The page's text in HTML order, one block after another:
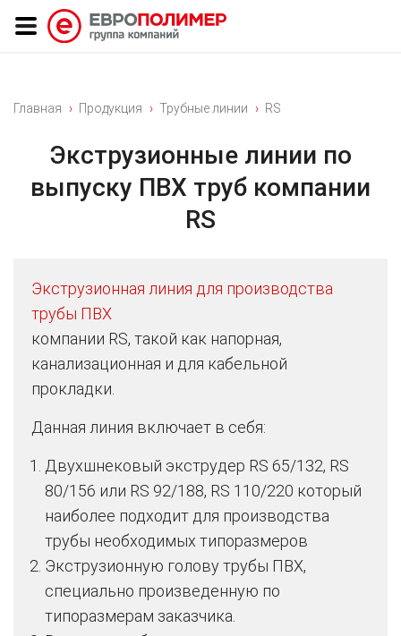
Главная Продукция Трубные линии RS
Экструзионные линии по
выпуску ПВХ труб компании
RS
Экструзионная линия для производства
трубы ПВХ
компании RS, такой как напорная,
канализационная и для кабельной
прокладки.
Данная линия включает в себя:
Двухшнековый экструдер RS 65/132, RS
80/156 или RS 92/188, RS 110/220 который
наиболее подходит для производства
трубы необходимых типоразмеров
Экструзионную голову трубы ПВХ,
специально произведенную по
типоразмерам заказчика.